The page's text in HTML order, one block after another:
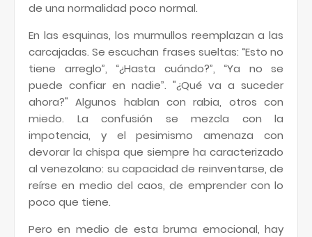
de una normalidad poco normal.
En las esquinas, los murmullos reemplazan a las
carcajadas. Se escuchan frases sueltas: “Esto no
tiene arreglo”, “¿Hasta cuándo?”, “Ya no se
puede confiar en nadie”. "¿Qué va a suceder
ahora?" Algunos hablan con rabia, otros con
miedo. La confusión se mezcla con la
impotencia, y el pesimismo amenaza con
devorar la chispa que siempre ha caracterizado
al venezolano: su capacidad de reinventarse, de
reírse en medio del caos, de emprender con lo
poco que tiene.
Pero en medio de esta bruma emocional, hay